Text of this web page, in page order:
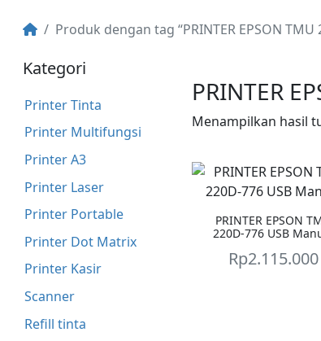
Produk dengan tag “PRINTER EPSON
Kategori
Printer Tinta
Printer Multifungsi
Printer A3
Printer Laser
Printer Portable
Printer Dot Matrix
Printer Kasir
Scanner
Refill tinta
PRINTER
Menampilkan hasil
PRINTER EPSON
220D-776 USB
Rp2.115.000